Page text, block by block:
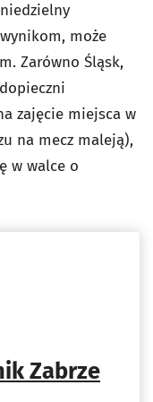
może
Zarówno Śląsk,
zajęcie miejsca w
na mecz maleją),
w walce o
Zabrze